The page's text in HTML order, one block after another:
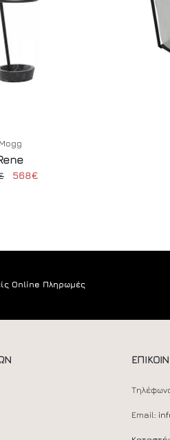
Mogg
568€
Online Πληρωμές
Email: